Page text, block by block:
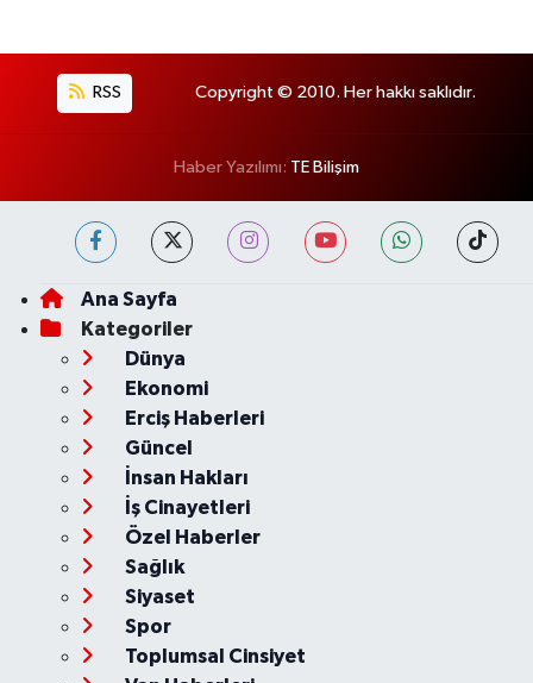
RSS Copyright © 2010. Her hakkı saklıdır.
Haber Yazılımı: TE Bilişim
Ana Sayfa
Kategoriler
Dünya
Ekonomi
Erciş Haberleri
Güncel
İnsan Hakları
İş Cinayetleri
Özel Haberler
Sağlık
Siyaset
Spor
Toplumsal Cinsiyet